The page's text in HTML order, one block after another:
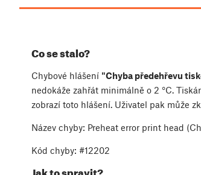
Co se stalo?
Chybové hlášení "Chyba předehřevu
nedokáže zahřát minimálně o 2 °C.
zobrazí toto hlášení. Uživatel pak může
Název chyby: Preheat error print head
Kód chyby: #12202